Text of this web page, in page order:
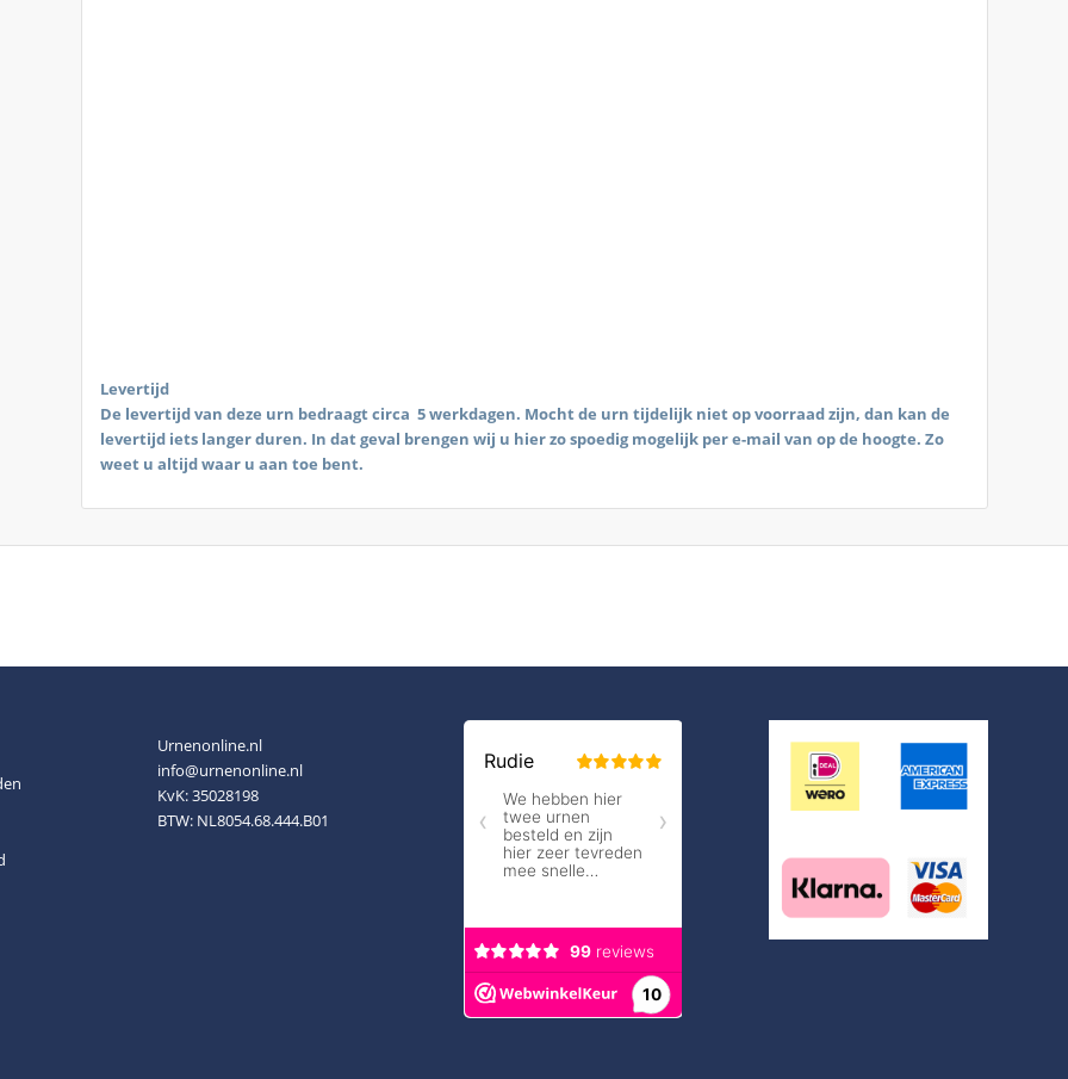
Levertijd
De levertijd van deze urn bedraagt circa 5 werkdagen. Mocht de urn tijdelijk niet op voorraad zijn, dan kan de
levertijd iets langer duren. In dat geval brengen wij u hier zo spoedig mogelijk per e-mail van op de hoogte. Zo
weet u altijd waar u aan toe bent.
Urnenonline.nl
info@urnenonline.nl
KvK: 35028198
BTW: NL8054.68.444.B01